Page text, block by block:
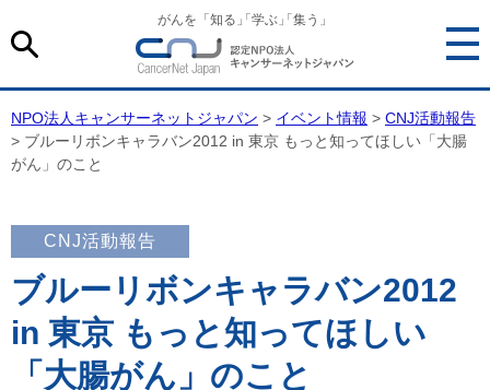
がんを「知る 「学ぶ 「集う」
NPO法人キャンサーネットジャパン > イベント情報 > CNJ活動報告
> ブルーリボンキャラバン2012 in 東京 もっと知ってほしい「大腸
がん」のこと
CNJ活動報告
ブルーリボンキャラバン2012
in 東京 もっと知ってほしい
「大腸がん」のこと